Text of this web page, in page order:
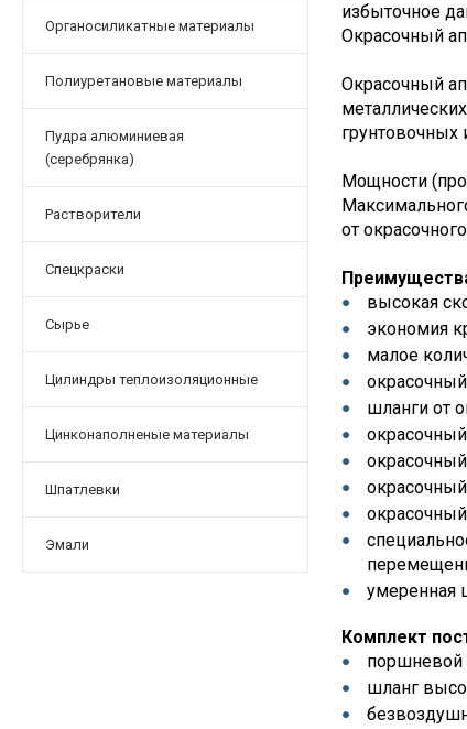
Органосиликатные материалы
Полиуретановые материалы
Пудра алюминиевая
(серебрянка)
Растворители
Спецкраски
Сырье
Цилиндры теплоизоляционные
Цинконаполненые материалы
Шпатлевки
Эмали
избыточное
Окрасочный
Окрасочный
Мощности
от
высокая
экономия
малое
шланги от
умеренная
Комплект
поршневой
шланг